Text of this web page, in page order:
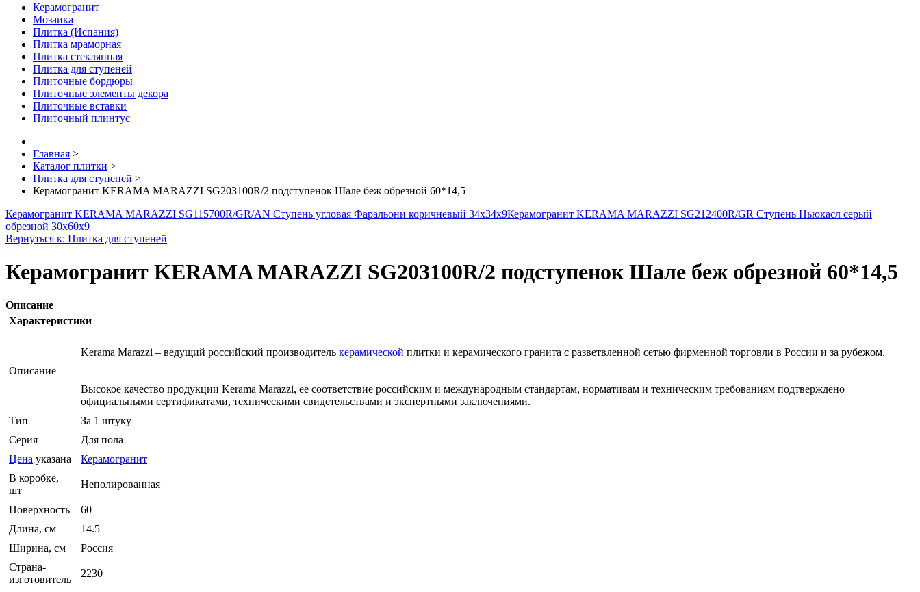
Керамогранит
Мозаика
Плитка (Испания)
Плитка мраморная
Плитка стеклянная
Плитка для ступеней
Плиточные бордюры
Плиточные элементы декора
Плиточные вставки
Плиточный плинтус
Главная >
Каталог плитки >
Плитка для ступеней >
Керамогранит KERAMA MARAZZI SG203100R/2 подступенок Шале беж обрезной 60*14,5
Керамогранит KERAMA MARAZZI SG115700R/GR/AN Ступень угловая Фаральони коричневый 34х34х9Керамогранит KERAMA MARAZZI SG212400R/GR Ступень Ньюкасл серый
обрезной 30х60х9
Вернуться к: Плитка для ступеней
Керамогранит KERAMA MARAZZI SG203100R/2 подступенок Шале беж обрезной 60*14,5
Описание
Характеристики
Описание
Kerama Marazzi – ведущий российский производитель керамической плитки и керамического гранита с разветвленной сетью фирменной торговли в России и за рубежом.
Высокое качество продукции Kerama Marazzi, ее соответствие российским и международным стандартам, нормативам и техническим требованиям подтверждено
официальными сертификатами, техническими свидетельствами и экспертными заключениями.
Тип
За 1 штуку
Серия
Для пола
Цена указана
Керамогранит
В коробке,
шт
Неполированная
Поверхность
60
Длина, см
14.5
Ширина, см
Россия
Страна-
изготовитель
2230